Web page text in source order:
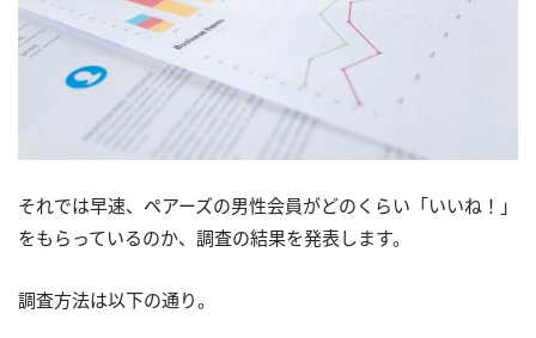
それでは早速、ペアーズの男性会員がどのくらい「いいね！」
をもらっているのか、調査の結果を発表します。
調査方法は以下の通り。